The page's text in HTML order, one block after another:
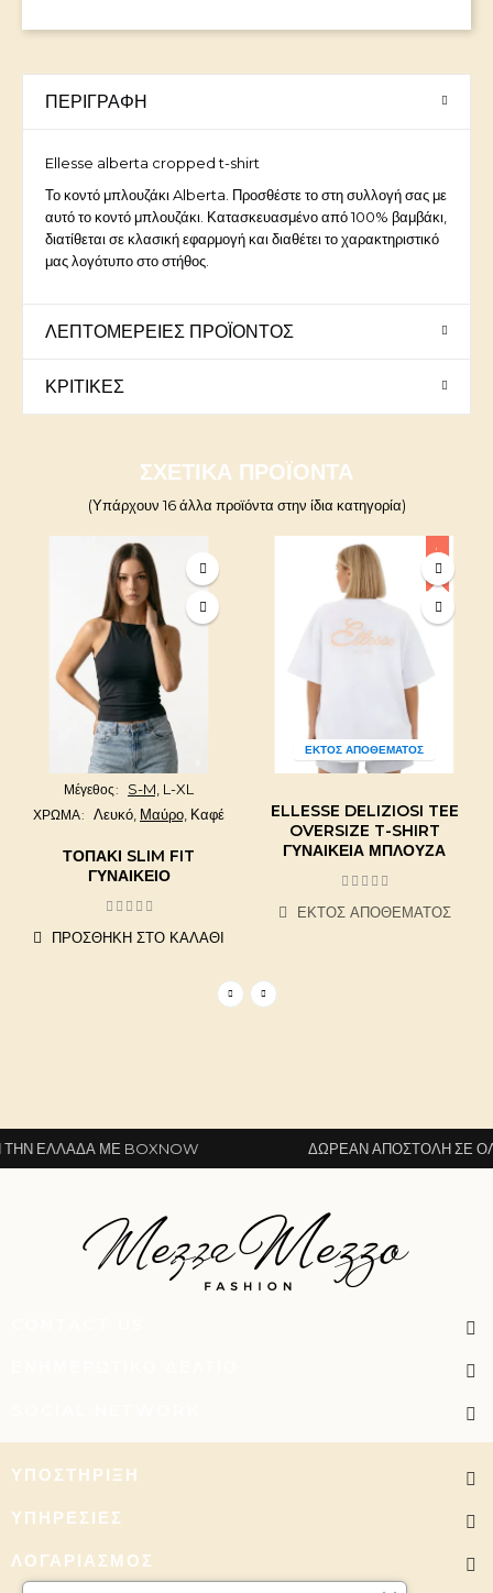
ΠΕΡΙΓΡΑΦΉ
Ellesse alberta cropped t-shirt
Το κοντό μπλουζάκι Alberta. Προσθέστε το στη συλλογή σας με
αυτό το κοντό μπλουζάκι. Κατασκευασμένο από 100% βαμβάκι,
διατίθεται σε κλασική εφαρμογή και διαθέτει το χαρακτηριστικό
μας λογότυπο στο στήθος.
ΛΕΠΤΟΜΈΡΕΙΕΣ ΠΡΟΪΌΝΤΟΣ
ΚΡΙΤΙΚΈΣ
ΣΧΕΤΙΚΆ ΠΡΟΪΌΝΤΑ
(Υπάρχουν 16 άλλα προϊόντα στην ίδια κατηγορία)
Μέγεθος S-M, L-XL
ΧΡΩΜΑ Λευκό, Μαύρο, Καφέ
ΤΟΠΆΚΙ SLIM FIT
ΓΥΝΑΙΚΕΊΟ
ΠΡΟΣΘΉΚΗ ΣΤΟ ΚΑΛΆΘΙ
ΕΚΤΌΣ ΑΠΟΘΈΜΑΤΟΣ
-10%
ELLESSE DELIZIOSI TEE
OVERSIZE T-SHIRT
ΓΥΝΑΙΚΕΊΑ ΜΠΛΟΎΖΑ
ΕΚΤΌΣ ΑΠΟΘΈΜΑΤΟΣ
ΕΛΛΆΔΑ ΜΕ BOXNOW ΔΩΡΕΆΝ ΑΠΟΣΤΟΛΉ ΣΕ ΌΛΗ
ΥΠΟΣΤΉΡΙΞΗ
ΥΠΗΡΕΣΊΕΣ
ΛΟΓΑΡΙΑΣΜΌΣ